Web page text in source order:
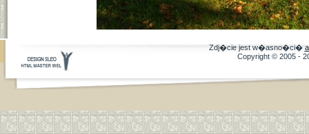
Zdj�cie jest w�asno�ci�
Copyright © 2005 -